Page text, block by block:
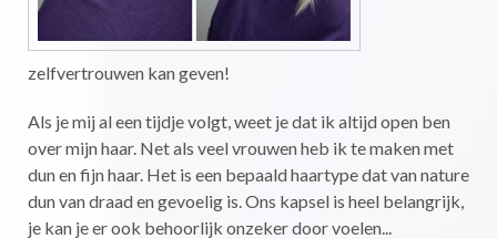
zelfvertrouwen kan geven!
Als je mij al een tijdje volgt, weet je dat ik altijd open ben
over mijn haar. Net als veel vrouwen heb ik te maken met
dun en fijn haar. Het is een bepaald haartype dat van nature
dun van draad en gevoelig is. Ons kapsel is heel belangrijk,
je kan je er ook behoorlijk onzeker door voelen...